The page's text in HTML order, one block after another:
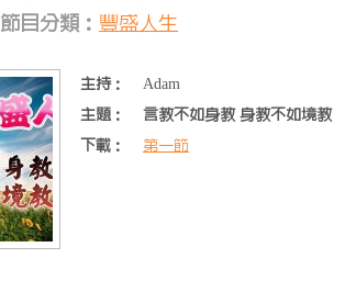
節目分類： 豐盛人生
主持：
Adam
主題：
言教不如身教 身教不如境教
下載：
第一節